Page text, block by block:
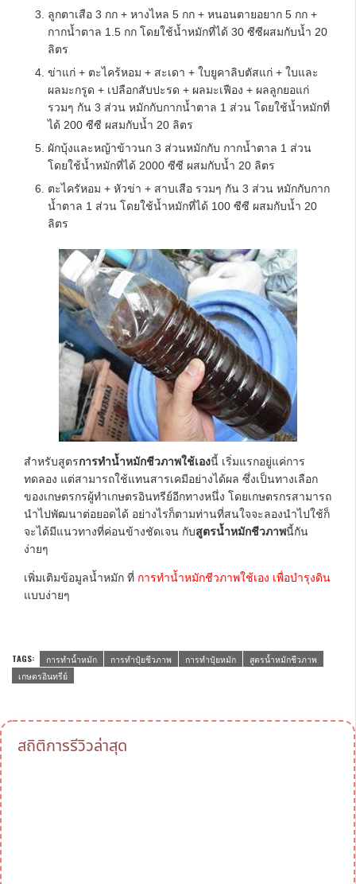
ลูกตาเสือ 3 กก + หางไหล 5 กก + หนอนตายอยาก 5 กก +
กากน้ำตาล 1.5 กก โดยใช้น้ำหมักที่ได้ 30 ซีซีผสมกับน้ำ 20
ลิตร
ข่าแก่ + ตะไคร้หอม + สะเดา + ใบยูคาลิบตัสแก่ + ใบและ
ผลมะกรูด + เปลือกสับปะรด + ผลมะเฟือง + ผลลูกยอแก่
รวมๆ กัน 3 ส่วน หมักกับกากน้ำตาล 1 ส่วน โดยใช้น้ำหมักที่
ได้ 200 ซีซี ผสมกับน้ำ 20 ลิตร
ผักบุ้งและหญ้าข้าวนก 3 ส่วนหมักกับ กากน้ำตาล 1 ส่วน
โดยใช้น้ำหมักที่ได้ 2000 ซีซี ผสมกับน้ำ 20 ลิตร
ตะไครัหอม + หัวข่า + สาบเสือ รวมๆ กัน 3 ส่วน หมักกับกาก
น้ำตาล 1 ส่วน โดยใช้น้ำหมักที่ได้ 100 ซีซี ผสมกับน้ำ 20
ลิตร
สำหรับสูตรการทำน้ำหมักชีวภาพใช้เองนี้ เริ่มแรกอยู่แค่การ
ทดลอง แต่สามารถใช้แทนสารเคมีอย่างได้ผล ซึ่งเป็นทางเลือก
ของเกษตรกรผู้ทำเกษตรอินทรีย์อีกทางหนึ่ง โดยเกษตรกรสามารถ
นำไปพัฒนาต่อยอดได้ อย่างไรก็ตามท่านที่สนใจจะลองนำไปใช้ก็
จะได้มีแนวทางที่ค่อนข้างชัดเจน กับสูตรน้ำหมักชีวภาพนี้กัน
ง่ายๆ
เพิ่มเติมข้อมูลน้ำหมัก ที่ การทำน้ำหมักชีวภาพใช้เอง เพื่อบำรุงดิน
แบบง่ายๆ
TAGS: การทำน้ำหมัก การทำปุ๋ยชีวภาพ การทำปุ๋ยหมัก
สูตรน้ำหมักชีวภาพ
เกษตรอินทรีย์
สถิติการรีวิวล่าสุด